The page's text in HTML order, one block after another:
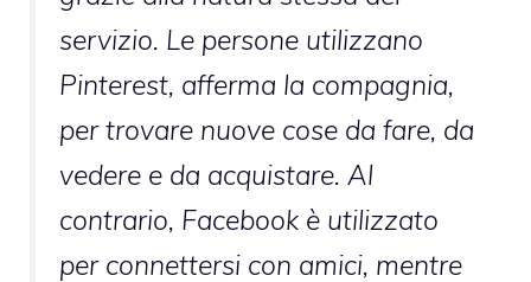
servizio. Le persone utilizzano
Pinterest, afferma la compagnia,
per trovare nuove cose da fare, da
vedere e da acquistare. Al
contrario, Facebook è utilizzato
per connettersi con amici, mentre